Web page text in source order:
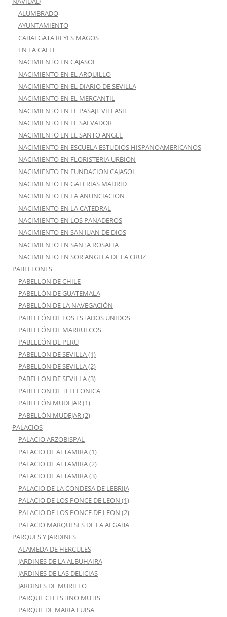
ALUMBRADO
AYUNTAMIENTO
CABALGATA REYES MAGOS
EN LA CALLE
NACIMIENTO EN CAJASOL
NACIMIENTO EN EL ARQUILLO
NACIMIENTO EN EL DIARIO DE SEVILLA
NACIMIENTO EN EL MERCANTIL
NACIMIENTO EN EL PASAJE VILLASIL
NACIMIENTO EN EL SALVADOR
NACIMIENTO EN EL SANTO ANGEL
NACIMIENTO EN ESCUELA ESTUDIOS HISPANOAMERICANOS
NACIMIENTO EN FLORISTERIA URBION
NACIMIENTO EN FUNDACION CAJASOL
NACIMIENTO EN GALERIAS MADRID
NACIMIENTO EN LA ANUNCIACION
NACIMIENTO EN LA CATEDRAL
NACIMIENTO EN LOS PANADEROS
NACIMIENTO EN SAN JUAN DE DIOS
NACIMIENTO EN SANTA ROSALIA
NACIMIENTO EN SOR ANGELA DE LA CRUZ
PABELLONES
PABELLON DE CHILE
PABELLÓN DE GUATEMALA
PABELLÓN DE LA NAVEGACIÓN
PABELLÓN DE LOS ESTADOS UNIDOS
PABELLÓN DE MARRUECOS
PABELLÓN DE PERU
PABELLON DE SEVILLA (1)
PABELLON DE SEVILLA (2)
PABELLON DE SEVILLA (3)
PABELLON DE TELEFONICA
PABELLÓN MUDEJAR (1)
PABELLÓN MUDEJAR (2)
PALACIOS
PALACIO ARZOBISPAL
PALACIO DE ALTAMIRA (1)
PALACIO DE ALTAMIRA (2)
PALACIO DE ALTAMIRA (3)
PALACIO DE LA CONDESA DE LEBRIJA
PALACIO DE LOS PONCE DE LEON (1)
PALACIO DE LOS PONCE DE LEON (2)
PALACIO MARQUESES DE LA ALGABA
PARQUES Y JARDINES
ALAMEDA DE HERCULES
JARDINES DE LA ALBUHAIRA
JARDINES DE LAS DELICIAS
JARDINES DE MURILLO
PARQUE CELESTINO MUTIS
PARQUE DE MARIA LUISA